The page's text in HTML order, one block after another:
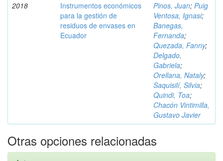
2018
Instrumentos económicos
para la gestión de
residuos de envases en
Ecuador
Pinos, Juan; Puig
Ventosa, Ignasi;
Banegas,
Fernanda;
Quezada, Fanny;
Delgado,
Gabriela;
Orellana, Nataly;
Saquisilí, Silvia;
Quindi, Toa;
Chacón Vintimilla,
Gustavo Javier
Otras opciones relacionadas